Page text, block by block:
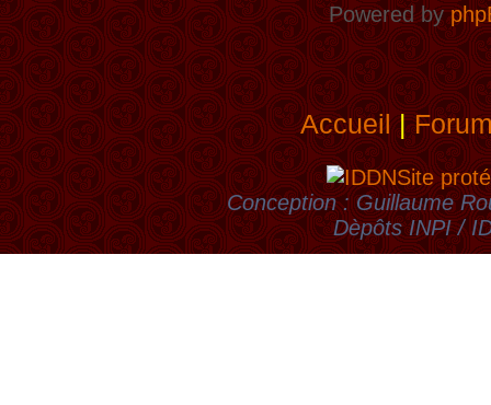
Powered by
Accueil|
Site
Conception : Guillaume
Dèpôts INPI /